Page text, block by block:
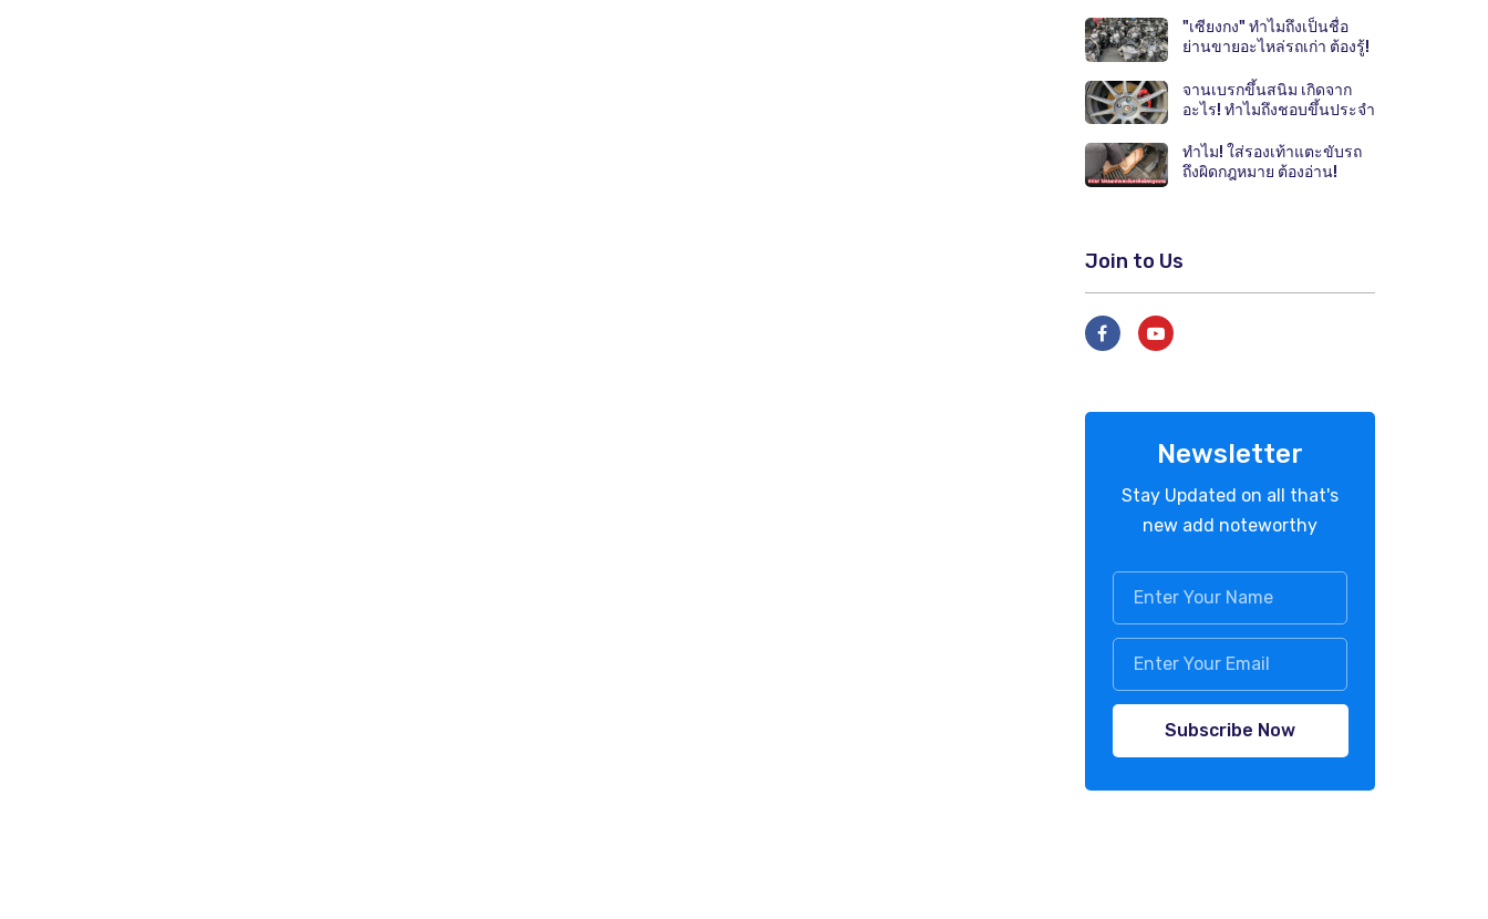
"เซียงกง" ทำไมถึงเป็นชื่อ
ย่านขายอะไหล่รถเก่า ต้องรู้!
จานเบรกขึ้นสนิม เกิดจาก
อะไร! ทำไมถึงชอบขึ้นประจำ
ทำไม! ใส่รองเท้าแตะขับรถ
ถึงผิดกฎหมาย ต้องอ่าน!
Join to Us
Newsletter
Stay Updated on all that's
new add noteworthy
Subscribe Now